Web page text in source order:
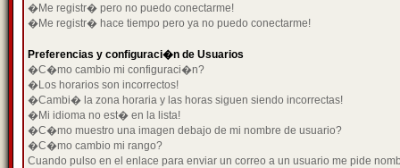
�Me registr� pero no puedo conectarme!
�Me registr� hace tiempo pero ya no puedo conectarme!
Preferencias y configuraci�n de Usuarios
�C�mo cambio mi configuraci�n?
�Los horarios son incorrectos!
�Cambi� la zona horaria y las horas siguen siendo incorrectas!
�Mi idioma no est� en la lista!
�C�mo muestro una imagen debajo de mi nombre de usuario?
�C�mo cambio mi rango?
Cuando pulso en el enlace para enviar un correo a un usuario me pide